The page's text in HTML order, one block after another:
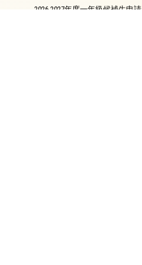
2026-2027年度一年級候補生申請